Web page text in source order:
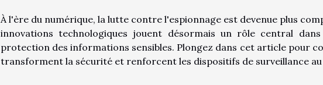
À l'ère du numérique, la lutte contre l'espionnage est devenue plus
innovations technologiques jouent désormais un rôle central
protection des informations sensibles. Plongez dans cet article pour
transforment la sécurité et renforcent les dispositifs de surveillance